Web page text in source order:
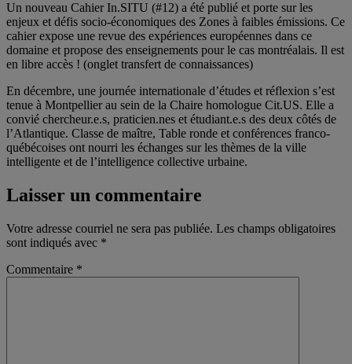
Un nouveau Cahier In.SITU (#12) a été publié et porte sur les
enjeux et défis socio-économiques des Zones à faibles émissions. Ce
cahier expose une revue des expériences européennes dans ce
domaine et propose des enseignements pour le cas montréalais. Il est
en libre accès ! (onglet transfert de connaissances)
En décembre, une journée internationale d’études et réflexion s’est
tenue à Montpellier au sein de la Chaire homologue Cit.US. Elle a
convié chercheur.e.s, praticien.nes et étudiant.e.s des deux côtés de
l’Atlantique. Classe de maître, Table ronde et conférences franco-
québécoises ont nourri les échanges sur les thèmes de la ville
intelligente et de l’intelligence collective urbaine.
Laisser un commentaire
Votre adresse courriel ne sera pas publiée. Les champs obligatoires
sont indiqués avec *
Commentaire *